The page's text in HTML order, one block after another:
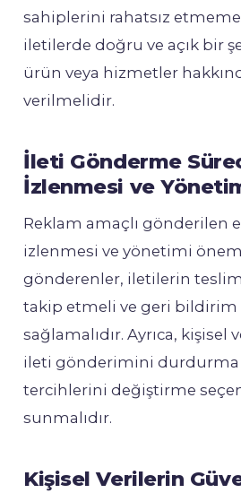
sahiplerini rahatsız
iletilerde doğru ve açık bir
ürün veya hizmetler
verilmelidir.
İleti Gönderme
İzlenmesi ve
Reklam amaçlı gönderilen
izlenmesi ve yönetimi
gönderenler, iletilerin
takip etmeli ve geri bildirim
sağlamalıdır. Ayrıca,
ileti gönderimini durdurma
tercihlerini değiştirme
sunmalıdır.
Kişisel Verilerin